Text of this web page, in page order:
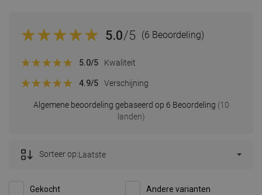
5.0/5 (6 Beoordeling)
Algemene beoordeling gebaseerd op 6 Beoordeling (10
landen)
5.0/5 Kwaliteit
4.9/5 Verschijning
Gekocht Andere varianten
Sorteer op:Laatste